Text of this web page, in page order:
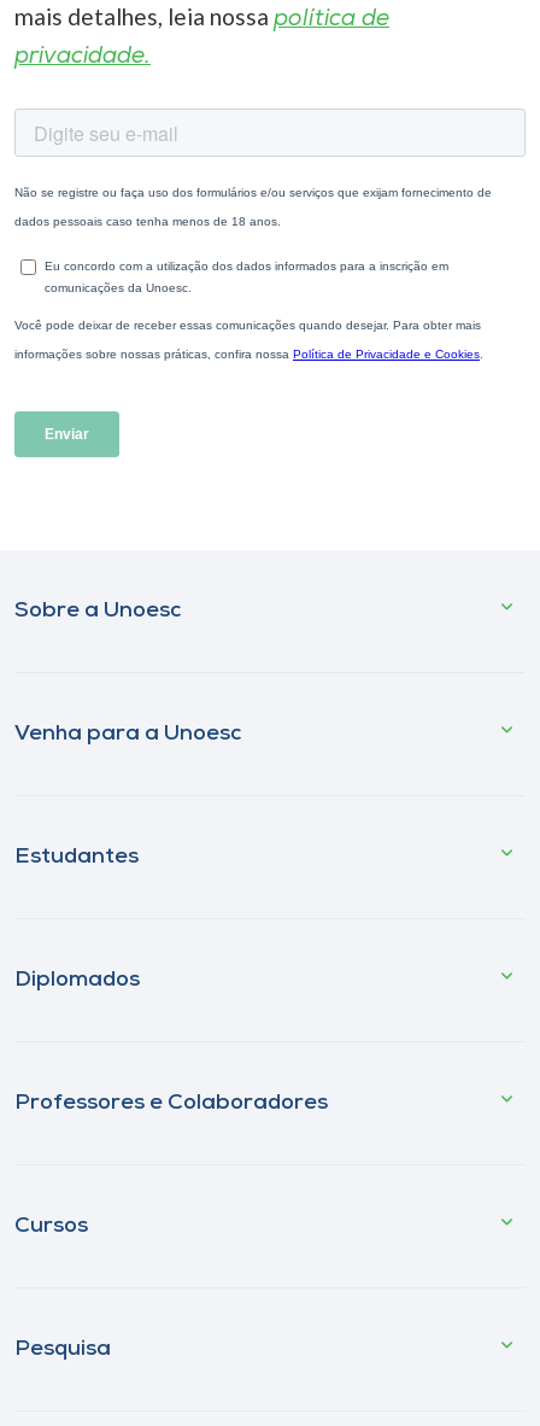
mais detalhes, leia nossa política de
privacidade.
Sobre a Unoesc
Venha para a Unoesc
Estudantes
Diplomados
Professores e Colaboradores
Cursos
Pesquisa